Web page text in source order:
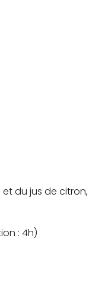
du jus de
: 4h)